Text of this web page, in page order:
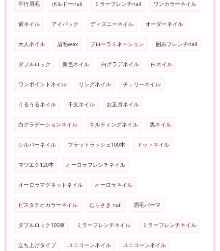
平行眉毛 ボルドーnail ミラーフレンチnail ワンカラーネイル
紫ネイル アイパック ディズニーネイル オーダーネイル
大人ネイル 眉毛wax ブローラミネーション 囲みフレンチnail
ダブルロック 新色ネイル 白グラデネイル 白ネイル
ワンポイントネイル リングネイル チェリーネイル
うるうるネイル 干支ネイル お正月ネイル
白グラデーションネイル キルティングネイル 黒ネイル
シルバーネイル フラットラッシュ100本 ドットネイル
マツエク120本 オーロラフレンチネイル
オーロラマグネットネイル オーロラネイル
ピスタチオカラーネイル むらさき nail 眉毛パーマ
ダブルロック100束 ミラーフレンチネイル ミラーフレンチネイル
立ち上げタイプ ユニコーンネイル ユニコーンネイル